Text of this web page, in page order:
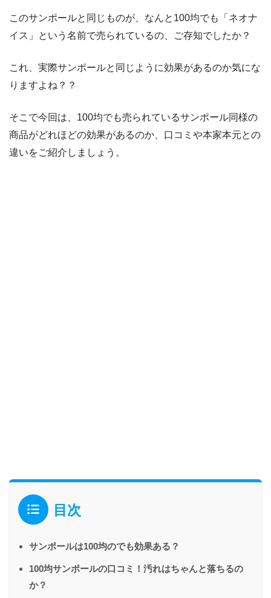
このサンポールと同じものが、なんと100均でも「ネオナ
イス」という名前で売られているの、ご存知でしたか？
これ、実際サンポールと同じように効果があるのか気にな
りますよね？？
そこで今回は、100均でも売られているサンポール同様の
商品がどれほどの効果があるのか、口コミや本家本元との
違いをご紹介しましょう。
目次
サンポールは100均のでも効果ある？
100均サンポールの口コミ！汚れはちゃんと落ちるの
か？